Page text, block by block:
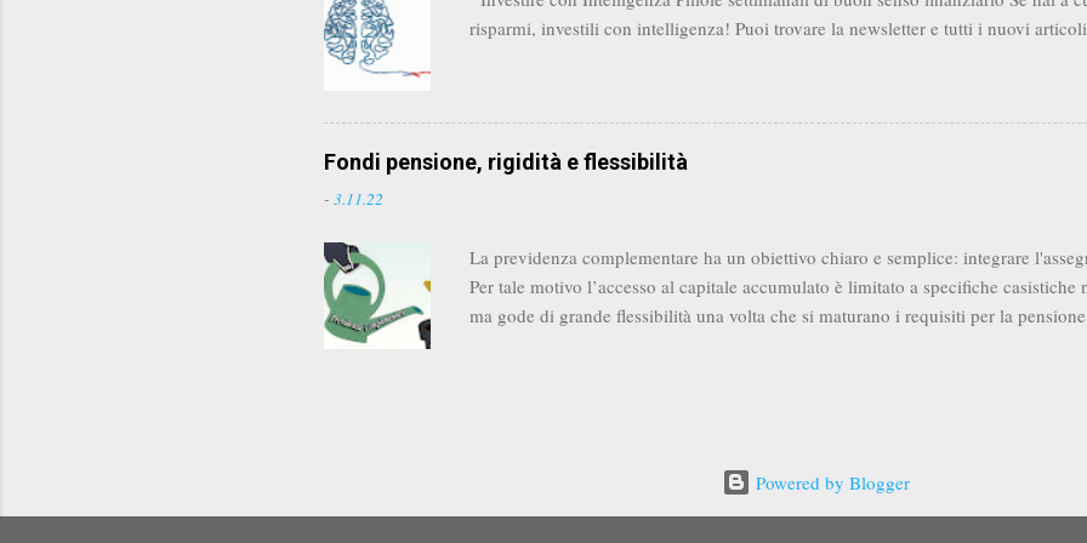
risparmi, investili con intelligenza! Puoi trovare la newsletter e tutti i nuovi
Fondi pensione, rigidità e flessibilità
- 3.11.22
La previdenza complementare ha un obiettivo chiaro e semplice: integrare
Per tale motivo l’accesso al capitale accumulato è limitato a specifiche
ma gode di grande flessibilità una volta che si maturano i requisiti per la
particolari. Dopo aver evidenziato come sia importante partire il prima possibile
Trattamento di Fine Rapporto (TFR) (se dipendenti) - versamento dei contributi
(se ...
Powered by Blogger